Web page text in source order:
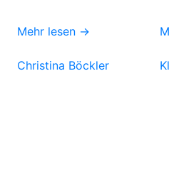
Mehr lesen →
Christina Böckler